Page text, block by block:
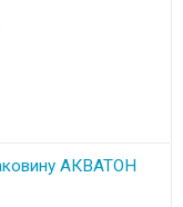
АКВАТОН